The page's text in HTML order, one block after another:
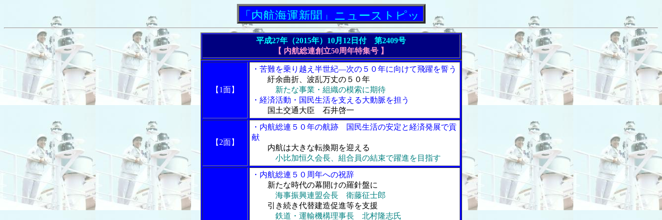
「内航海運新聞」ニューストピックス
平成27年（2015年）10月12日付 第2409号
【 内航総連創立50周年特集号 】
【1面】
・苦難を乗り越え半世紀―次の５０年に向けて飛躍を誓う
紆余曲折、波乱万丈の５０年
新たな事業・組織の模索に期待
・経済活動・国民生活を支える大動脈を担う
国土交通大臣 石井啓一
【2面】
・内航総連５０年の航跡 国民生活の安定と経済発展で貢
献
内航は大きな転換期を迎える
小比加恒久会長、組合員の結束で躍進を目指す
・内航総連５０周年への祝辞
新たな時代の幕開けの羅針盤に
海事振興連盟会長 衛藤征士郎
引き続き代替建造促進等を支援
鉄道・運輸機構理事長 北村隆志氏